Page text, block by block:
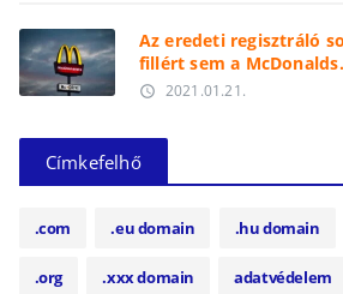
Az eredeti regisztráló
fillért sem a
access_time 2021.01.21.
Címkefelhő
.com .eu domain .hu domain
.org .xxx domain adatvédelem